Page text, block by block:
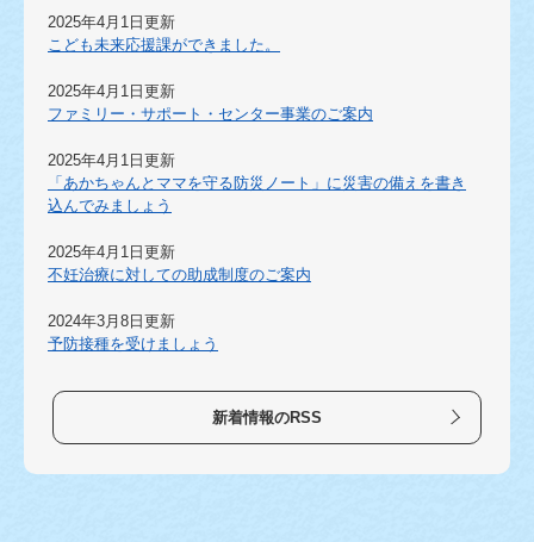
2025年4月1日更新
こども未来応援課ができました。
2025年4月1日更新
ファミリー・サポート・センター事業のご案内
2025年4月1日更新
「あかちゃんとママを守る防災ノート」に災害の備えを書き
込んでみましょう
2025年4月1日更新
不妊治療に対しての助成制度のご案内
2024年3月8日更新
予防接種を受けましょう
新着情報のRSS